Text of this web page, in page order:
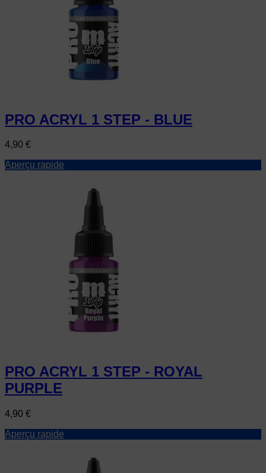
PRO ACRYL 1 STEP - BLUE
Prix
4,90 €
Aperçu rapide
PRO ACRYL 1 STEP - ROYAL
PURPLE
Prix
4,90 €
Aperçu rapide